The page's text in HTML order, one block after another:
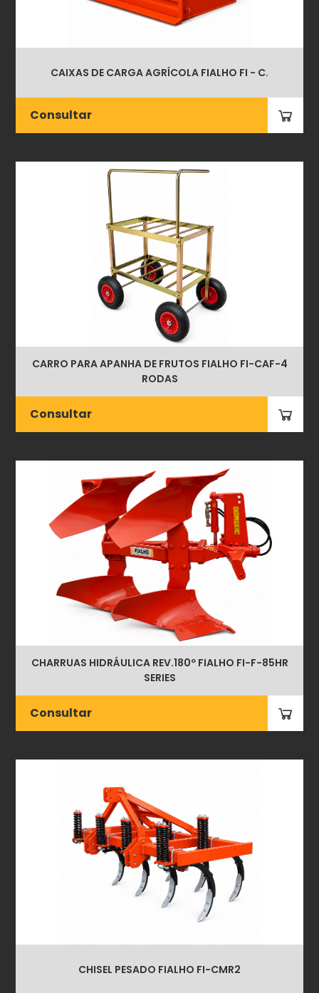
CAIXAS DE CARGA AGRÍCOLA FIALHO FI - C.
Consultar
CARRO PARA APANHA DE FRUTOS FIALHO FI-CAF-4
RODAS
Consultar
CHARRUAS HIDRÁULICA REV.180º FIALHO FI-F-85HR
SERIES
Consultar
CHISEL PESADO FIALHO FI-CMR2